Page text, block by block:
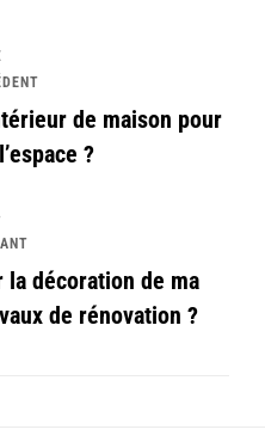
de maison pour
?
la décoration de ma
de rénovation ?